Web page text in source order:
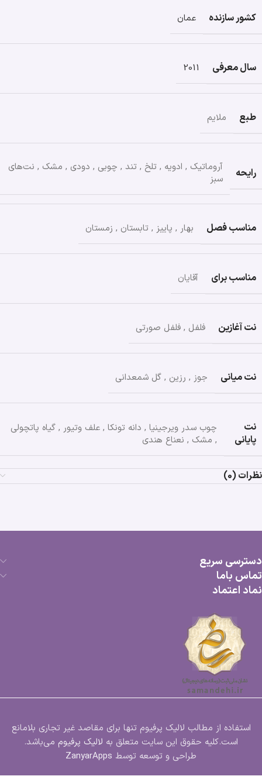
کشور سازنده عمان
سال معرفی 2011
طبع ملایم
رایحه آروماتیک , ادویه , تلخ , تند , چوبی , دودی , مشک , نت‌های
سبز
مناسب فصل بهار , پاییز , تابستان , زمستان
مناسب برای آقایان
نت آغازین فلفل , فلفل صورتی
نت میانی جوز , رزین , گل شمعدانی
نت
پایانی
چوب سدر ویرجینیا , دانه تونکا ,علف وتیور ,گیاه پاتچولی
, مشک , نعناع هندی
نظرات (0)
دسترسی سریع
تماس باما
نماد اعتماد
استفاده از مطالب لالیک پرفیوم تنها برای مقاصد غیر تجاری بلامانع
است.کلیه حقوق این سایت متعلق به لالیک پرفیوم می‌باشد.
طراحی و توسعه توسط ZanyarApps